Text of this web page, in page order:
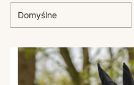
Domyślne